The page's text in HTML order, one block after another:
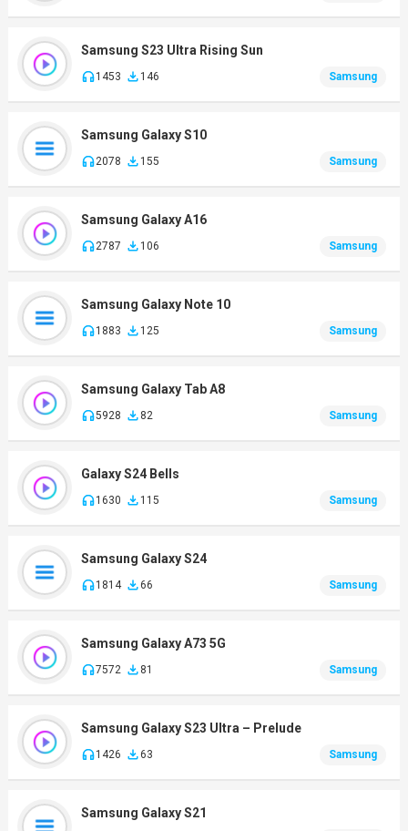
Samsung S23 Ultra Rising Sun
1453 146 Samsung
Samsung Galaxy S10
2078 155 Samsung
Samsung Galaxy A16
2787 106 Samsung
Samsung Galaxy Note 10
1883 125 Samsung
Samsung Galaxy Tab A8
5928 82 Samsung
Galaxy S24 Bells
1630 115 Samsung
Samsung Galaxy S24
1814 66 Samsung
Samsung Galaxy A73 5G
7572 81 Samsung
Samsung Galaxy S23 Ultra – Prelude
1426 63 Samsung
Samsung Galaxy S21